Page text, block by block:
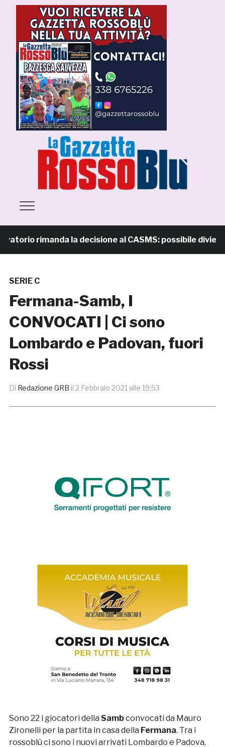
rimanda la decisione al CASMS: possibile divieto
SERIE C
Fermana-Samb, I
CONVOCATI | Ci sono
Lombardo e Padovan, fuori
Rossi
Di Redazione GRB il 2 Febbraio 2021 alle 19:53
Sono 22 i giocatori della Sambconvocati da Mauro
Zironelli per la partita in casa della Fermana. Tra i
rossoblù ci sono i nuovi arrivati Lombardo e Padova,